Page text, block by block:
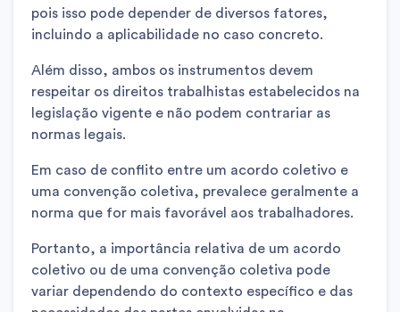
pois isso pode depender de diversos fatores,
incluindo a aplicabilidade no caso concreto.
Além disso, ambos os instrumentos devem
respeitar os direitos trabalhistas estabelecidos na
legislação vigente e não podem contrariar as
normas legais.
Em caso de conflito entre um acordo coletivo e
uma convenção coletiva, prevalece geralmente a
norma que for mais favorável aos trabalhadores.
Portanto, a importância relativa de um acordo
coletivo ou de uma convenção coletiva pode
variar dependendo do contexto específico e das